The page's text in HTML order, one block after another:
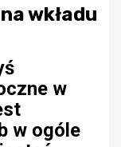
wkładu
w
w ogóle